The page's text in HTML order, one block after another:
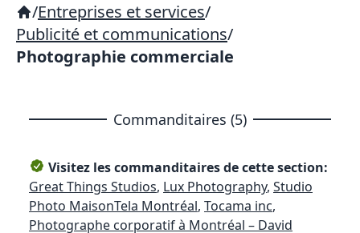
/Entreprises et services/
Publicité et communications/
Photographie commerciale
Commanditaires (5)
Visitez les commanditaires de cette section:
Great Things Studios, Lux Photography, Studio
Photo MaisonTela Montréal, Tocama inc,
Photographe corporatif à Montréal – David